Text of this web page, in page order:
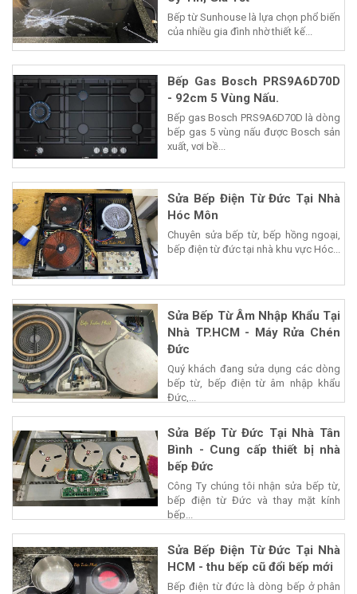
Bếp từ Sunhouse là lựa chọn phổ biến
của nhiều gia đình nhờ thiết kế...
Bếp Gas Bosch PRS9A6D70D
- 92cm 5 Vùng Nấu.
Bếp gas Bosch PRS9A6D70D là dòng
bếp gas 5 vùng nấu được Bosch sản
xuất, vơi bề...
Sửa Bếp Điện Từ Đức Tại Nhà
Hóc Môn
Chuyên sửa bếp từ, bếp hồng ngoại,
bếp điện từ đức tại nhà khu vực Hóc...
Sửa Bếp Từ Âm Nhập Khẩu Tại
Nhà TP.HCM - Máy Rửa Chén
Đức
Quý khách đang sửa dụng các dòng
bếp từ, bếp điện từ âm nhập khẩu
Đức,...
Sửa Bếp Từ Đức Tại Nhà Tân
Bình - Cung cấp thiết bị nhà
bếp Đức
Công Ty chúng tôi nhận sửa bếp từ,
bếp điện từ Đức và thay mặt kính
bếp...
Sửa Bếp Điện Từ Đức Tại Nhà
HCM - thu bếp cũ đổi bếp mới
Bếp điện từ đức là dòng bếp ở phân